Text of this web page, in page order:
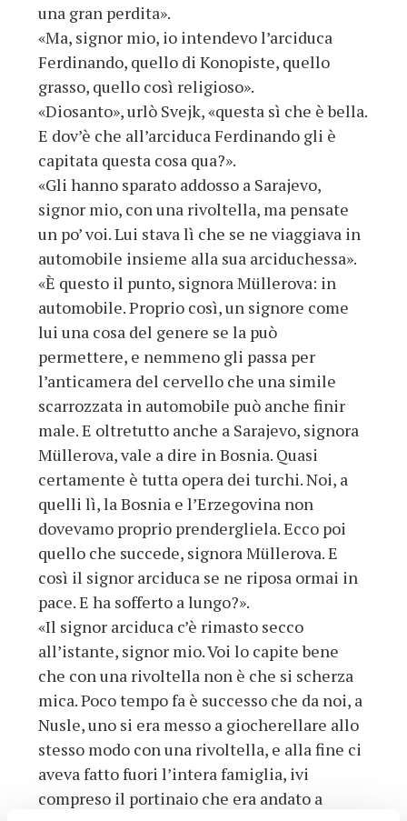
una gran perdita».
«Ma, signor mio, io intendevo l’arciduca
Ferdinando, quello di Konopiste, quello
grasso, quello così religioso».
«Diosanto», urlò Svejk, «questa sì che è bella.
E dov’è che all’arciduca Ferdinando gli è
capitata questa cosa qua?».
«Gli hanno sparato addosso a Sarajevo,
signor mio, con una rivoltella, ma pensate
un po’ voi. Lui stava lì che se ne viaggiava in
automobile insieme alla sua arciduchessa».
«È questo il punto, signora Müllerova: in
automobile. Proprio così, un signore come
lui una cosa del genere se la può
permettere, e nemmeno gli passa per
l’anticamera del cervello che una simile
scarrozzata in automobile può anche finir
male. E oltretutto anche a Sarajevo, signora
Müllerova, vale a dire in Bosnia. Quasi
certamente è tutta opera dei turchi. Noi, a
quelli lì, la Bosnia e l’Erzegovina non
dovevamo proprio prendergliela. Ecco poi
quello che succede, signora Müllerova. E
così il signor arciduca se ne riposa ormai in
pace. E ha sofferto a lungo?».
«Il signor arciduca c’è rimasto secco
all’istante, signor mio. Voi lo capite bene
che con una rivoltella non è che si scherza
mica. Poco tempo fa è successo che da noi, a
Nusle, uno si era messo a giocherellare allo
stesso modo con una rivoltella, e alla fine ci
aveva fatto fuori l’intera famiglia, ivi
compreso il portinaio che era andato a